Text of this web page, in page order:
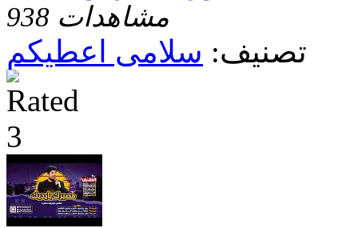
938 مشاهدات
تصنيف: سلامى اعطيكم